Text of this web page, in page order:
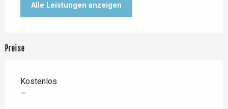
Alle Leistungen anzeigen
Preise
Kostenlos
—